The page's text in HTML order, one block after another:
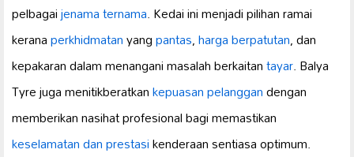
pelbagaijenama ternama. Kedai ini menjadi pilihan ramai
keranaperkhidmatanyangpantas,harga berpatutan, dan
kepakaran dalam menangani masalah berkaitantayar. Balya
Tyre juga menitikberatkankepuasan pelanggandengan
memberikan nasihat profesional bagi memastikan
keselamatan dan prestasikenderaan sentiasa optimum.